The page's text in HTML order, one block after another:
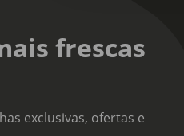
frescas
exclusivas, ofertas e